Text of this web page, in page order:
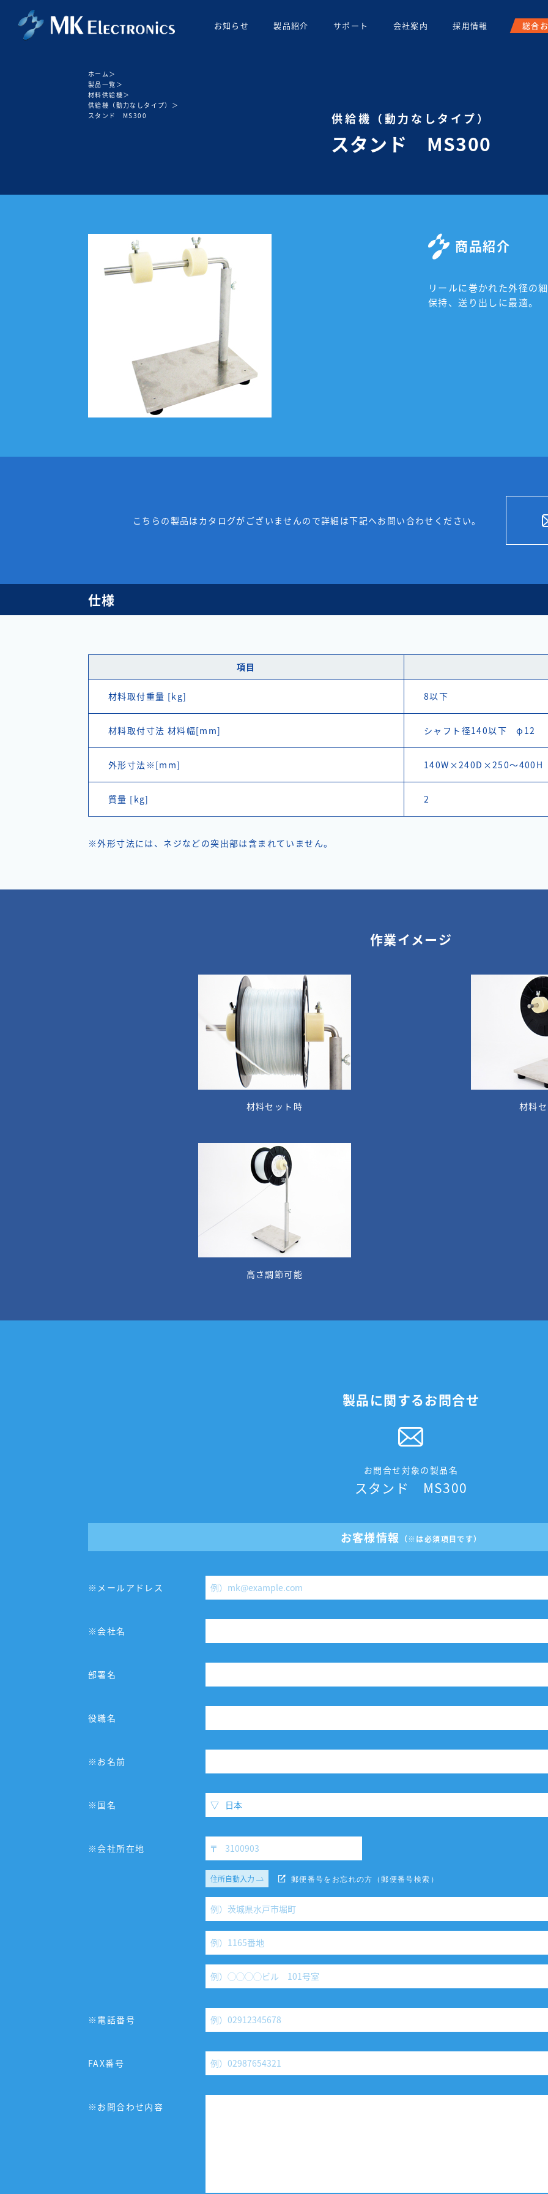
お知らせ 製品紹介 サポート 会社案内 採用情報 総合
供給機（動力なしタイプ）
スタンド MS300
ホーム ＞
製品一覧 ＞
材料供給機＞
供給機（動力なしタイプ） ＞
スタンド MS300
商品紹介
リールに巻かれた外径の
保持、送り出しに最適。
こちらの製品はカタログがございませんので詳細は下記へお問い合わせください。
仕様
項目
材料取付重量 [kg] 8以下
材料取付寸法 材料幅[mm] シャフト径140以下 φ12
外形寸法※[mm] 140W×240D×250～400H
質量 [kg] 2
※外形寸法には、ネジなどの突出部は含まれていません。
作業イメージ
材料セット時 材料
高さ調節可能
製品に関するお問合せ
お問合せ対象の製品名
スタンド MS300
お客様情報 （※は必須項目です）
※メールアドレス
※会社名
部署名
役職名
※お名前
※国名
※会社所在地
住所自動入力 郵便番号をお忘れの方（郵便番号検索）
※電話番号
FAX番号
※お問合わせ内容